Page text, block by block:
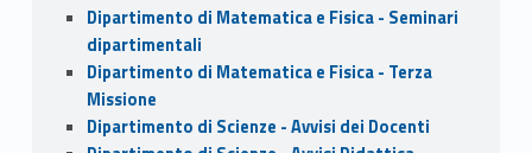
Dipartimento di Matematica e Fisica - Seminari
dipartimentali
Dipartimento di Matematica e Fisica - Terza
Missione
Dipartimento di Scienze - Avvisi dei Docenti